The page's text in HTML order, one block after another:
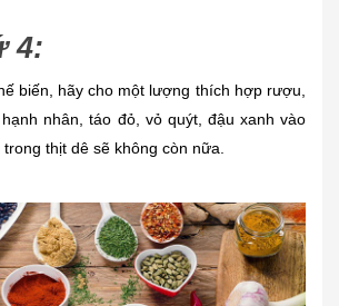
4:
biến, hãy cho một lượng thích hợp rượu,
nhân, táo đỏ, vỏ quýt, đậu xanh vào
thịt dê sẽ không còn nữa.